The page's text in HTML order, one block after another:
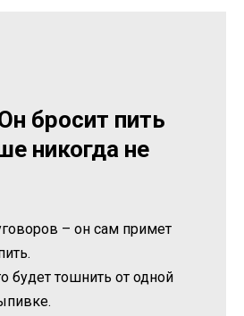
бросит пить
никогда не
– он сам примет
будет тошнить от одной